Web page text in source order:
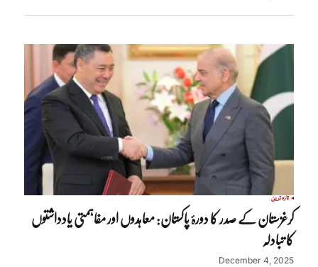
تازہ ترین
کرغزستان کے صدر کا دورۂ پاکستان: معاہدوں اور مفاہمتی یادداشتوں
کا تبادلہ
December 4, 2025